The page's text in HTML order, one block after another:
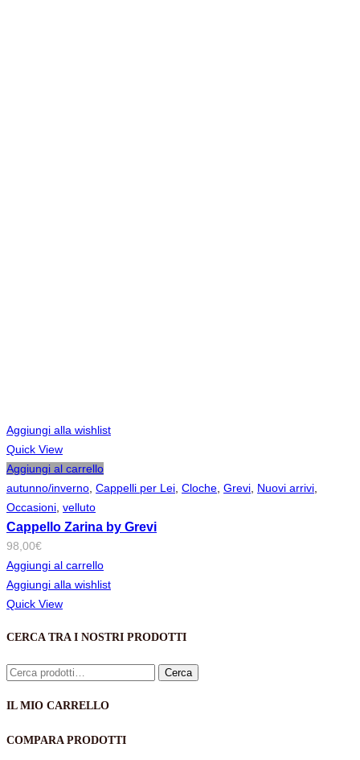
Aggiungi alla wishlist
Quick View
Aggiungi al carrello
autunno/inverno Cappelli per Lei Cloche Grevi Nuovi arrivi
Occasioni velluto
Cappello Zarina by Grevi
98,00€
Aggiungi al carrello
Aggiungi alla wishlist
Quick View
CERCA TRA I NOSTRI PRODOTTI
Cerca: Cerca
IL MIO CARRELLO
COMPARA PRODOTTI